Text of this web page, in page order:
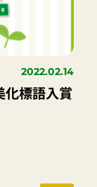
2022.02.14
化標語入賞